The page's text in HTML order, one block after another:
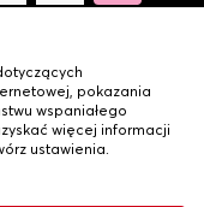
pokazania
wspaniałego
więcej informacji
ustawienia.